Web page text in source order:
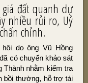
đất quanh dự
nhiều rủi ro, Uỷ
chỉnh.
do ông Vũ Hồng
có chuyến khảo sát
Thành nhằm kiểm tra
bồi thường, hỗ trợ tái